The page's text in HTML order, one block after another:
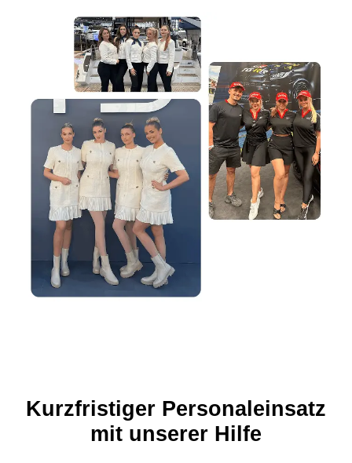
Kurzfristiger Personaleinsatz
mit unserer Hilfe